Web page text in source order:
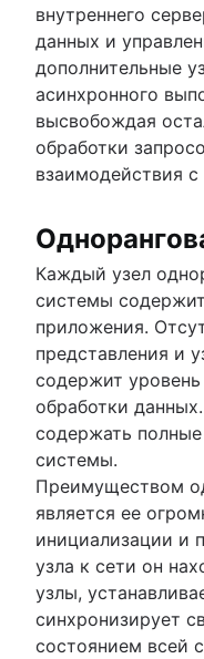
внутреннего
данных и
дополнительные
асинхронного
высвобождая
обработки
взаимодействия
Каждый узел
системы
приложения.
представления и
содержит
обработки
содержать
системы.
Преимуществом
является ее
инициализации и
узла к сети он
узлы,
синхронизирует
состоянием всей